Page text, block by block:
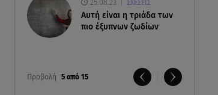
25.08.23 ΣΧΕΣΕΙΣ
Aυτή είναι η τριάδα των
πιο έξυπνων ζωδίων
Προβολή 5 από 15